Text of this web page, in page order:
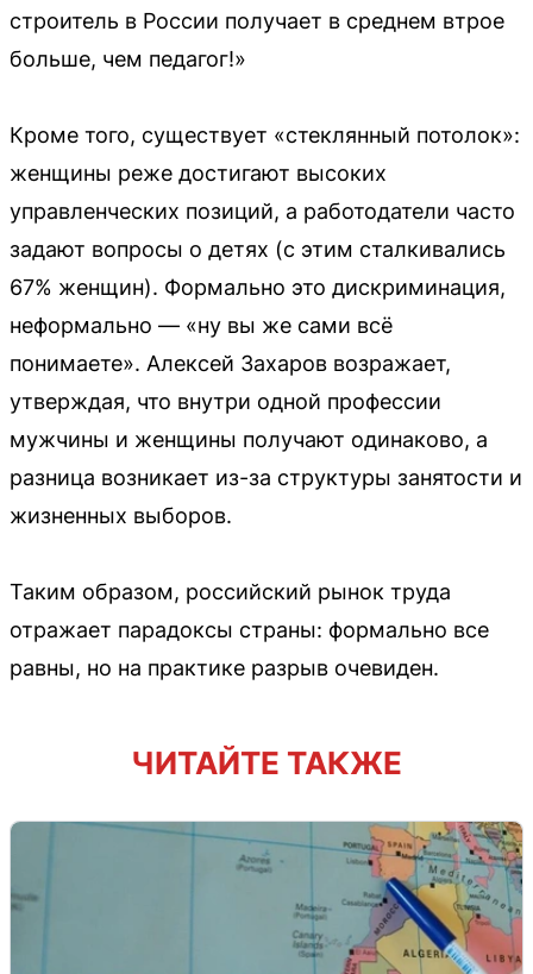
строитель в России получает в среднем втрое
больше, чем педагог!»
Кроме того, существует «стеклянный потолок»:
женщины реже достигают высоких
управленческих позиций, а работодатели часто
задают вопросы о детях (с этим сталкивались
67% женщин). Формально это дискриминация,
неформально — «ну вы же сами всё
понимаете». Алексей Захаров возражает,
утверждая, что внутри одной профессии
мужчины и женщины получают одинаково, а
разница возникает из-за структуры занятости и
жизненных выборов.
Таким образом, российский рынок труда
отражает парадоксы страны: формально все
равны, но на практике разрыв очевиден.
ЧИТАЙТЕ ТАКЖЕ